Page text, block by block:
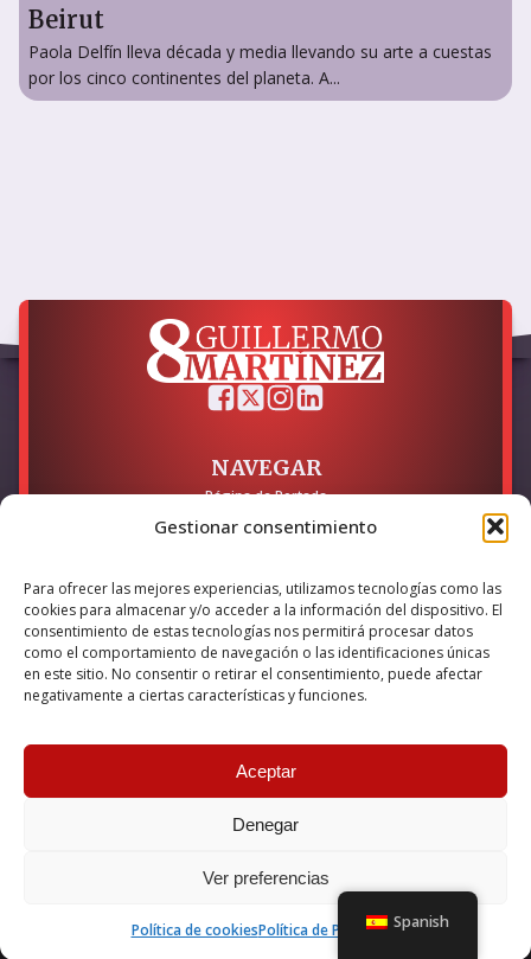
Gestionar consentimiento
Para ofrecer las mejores experiencias, utilizamos tecnologías como las
cookies para almacenar y/o acceder a la información del dispositivo. El
consentimiento de estas tecnologías nos permitirá procesar datos
como el comportamiento de navegación o las identificaciones únicas
en este sitio. No consentir o retirar el consentimiento, puede afectar
negativamente a ciertas características y funciones.
Aceptar
Denegar
Ver preferencias
Política de cookiesPolítica de Privacidad
Beirut
Paola Delfín lleva década y media llevando su arte a cuestas
por los cinco continentes del planeta. A...
NAVEGAR
Página de Portada
LEGAL
Política de Privacidad
Política de Cookies
Accesibilidad
Esta empresa ha sido beneficiaria del bono Kit Digital y lo ha
internet, financiado por la Unión Europea – NextGeneration EU
© 2026 Guillermo Martínez | Todos los derechos reservados |
Spanish